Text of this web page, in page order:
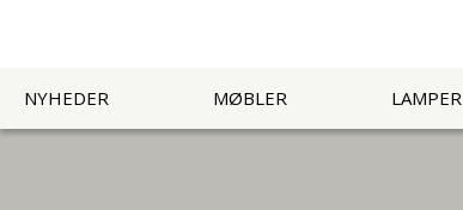
NYHEDER MØBLER LAMPER